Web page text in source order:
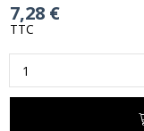
7,28 €
TTC